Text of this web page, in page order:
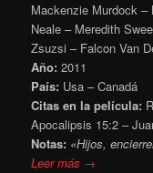
Mackenzie Murdock
Neale – Meredith
Zsuzsi – Falcon Van
Año: 2011
País: Usa – Canadá
Citas en la película:
Apocalipsis 15:2 –
Notas: «Hijos,
Leer más →